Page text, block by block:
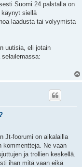
Suomi 24 palstalla on
käynyt siellä
laadusta tai volyymista
uutisia, eli jotain
Jt-foorumi on aikalailla
kommentteja. Ne vaan
ja trollien keskellä.
ihan mitä vaan eikä